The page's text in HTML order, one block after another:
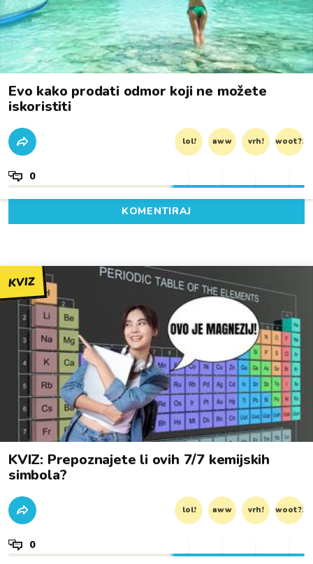
Evo kako prodati odmor koji ne možete
iskoristiti
lol! aww vrh! woot?!
0
KOMENTIRAJ
KVIZ
KVIZ: Prepoznajete li ovih 7/7 kemijskih
simbola?
lol! aww vrh! woot?!
0